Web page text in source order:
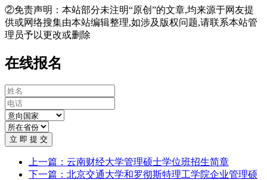
②免责声明：本站部分未注明“原创”的文章,均来源于网友提
供或网络搜集由本站编辑整理,如涉及版权问题,请联系本站管
理员予以更改或删除
在线报名
立 即 提 交
上一篇：云南财经大学管理硕士学位班招生简章
下一篇：北京交通大学和罗彻斯特理工学院企业管理硕